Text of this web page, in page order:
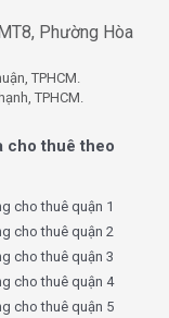
Phường Hòa
TPHCM.
TPHCM.
cho thuê theo
cho thuê quận 1
cho thuê quận 2
cho thuê quận 3
cho thuê quận 4
cho thuê quận 5